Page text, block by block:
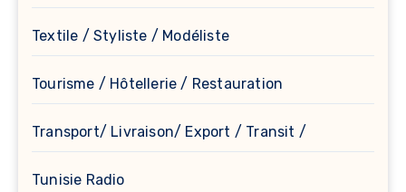
Textile / Styliste / Modéliste
Tourisme / Hôtellerie / Restauration
Transport/ Livraison/ Export / Transit /
Tunisie Radio